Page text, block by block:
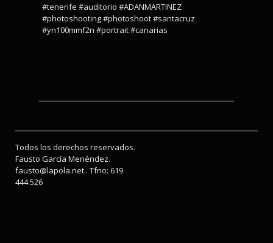
#tenerife #auditorio #ADANMARTINEZ
#photoshooting #photoshoot #santacruz
#yn100mmf2n #portrait #canarias
Todos los derechos reservados.
Fausto García Menéndez.
fausto@lapola.net . Tfno: 619
444 526